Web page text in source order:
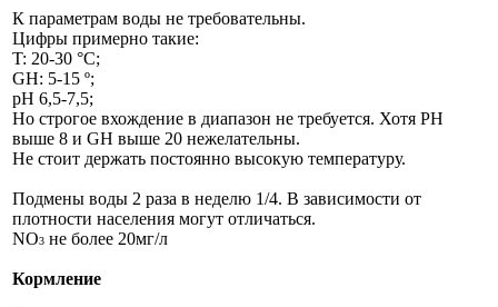
К параметрам воды не требовательны.
Цифры примерно такие:
T: 20-30 °C;
GH: 5-15 º;
pH 6,5-7,5;
Но строгое вхождение в диапазон не требуется. Хотя PH
выше 8 и GH выше 20 нежелательны.
Не стоит держать постоянно высокую температуру.
Подмены воды 2 раза в неделю 1/4. В зависимости от
плотности населения могут отличаться.
NO3 не более 20мг/л
Кормление